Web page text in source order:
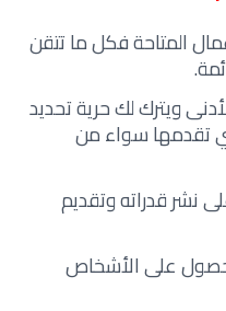
المتاحة فكل ما تتقن
ويترك لك حرية تحديد
تقدمها سواء من
نشر قدراته وتقديم
على الأشخاص